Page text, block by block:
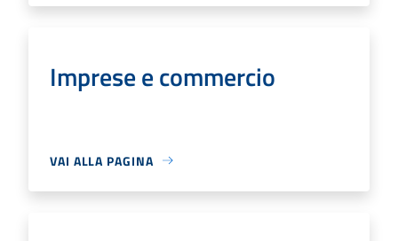
Imprese e commercio
VAI ALLA PAGINA